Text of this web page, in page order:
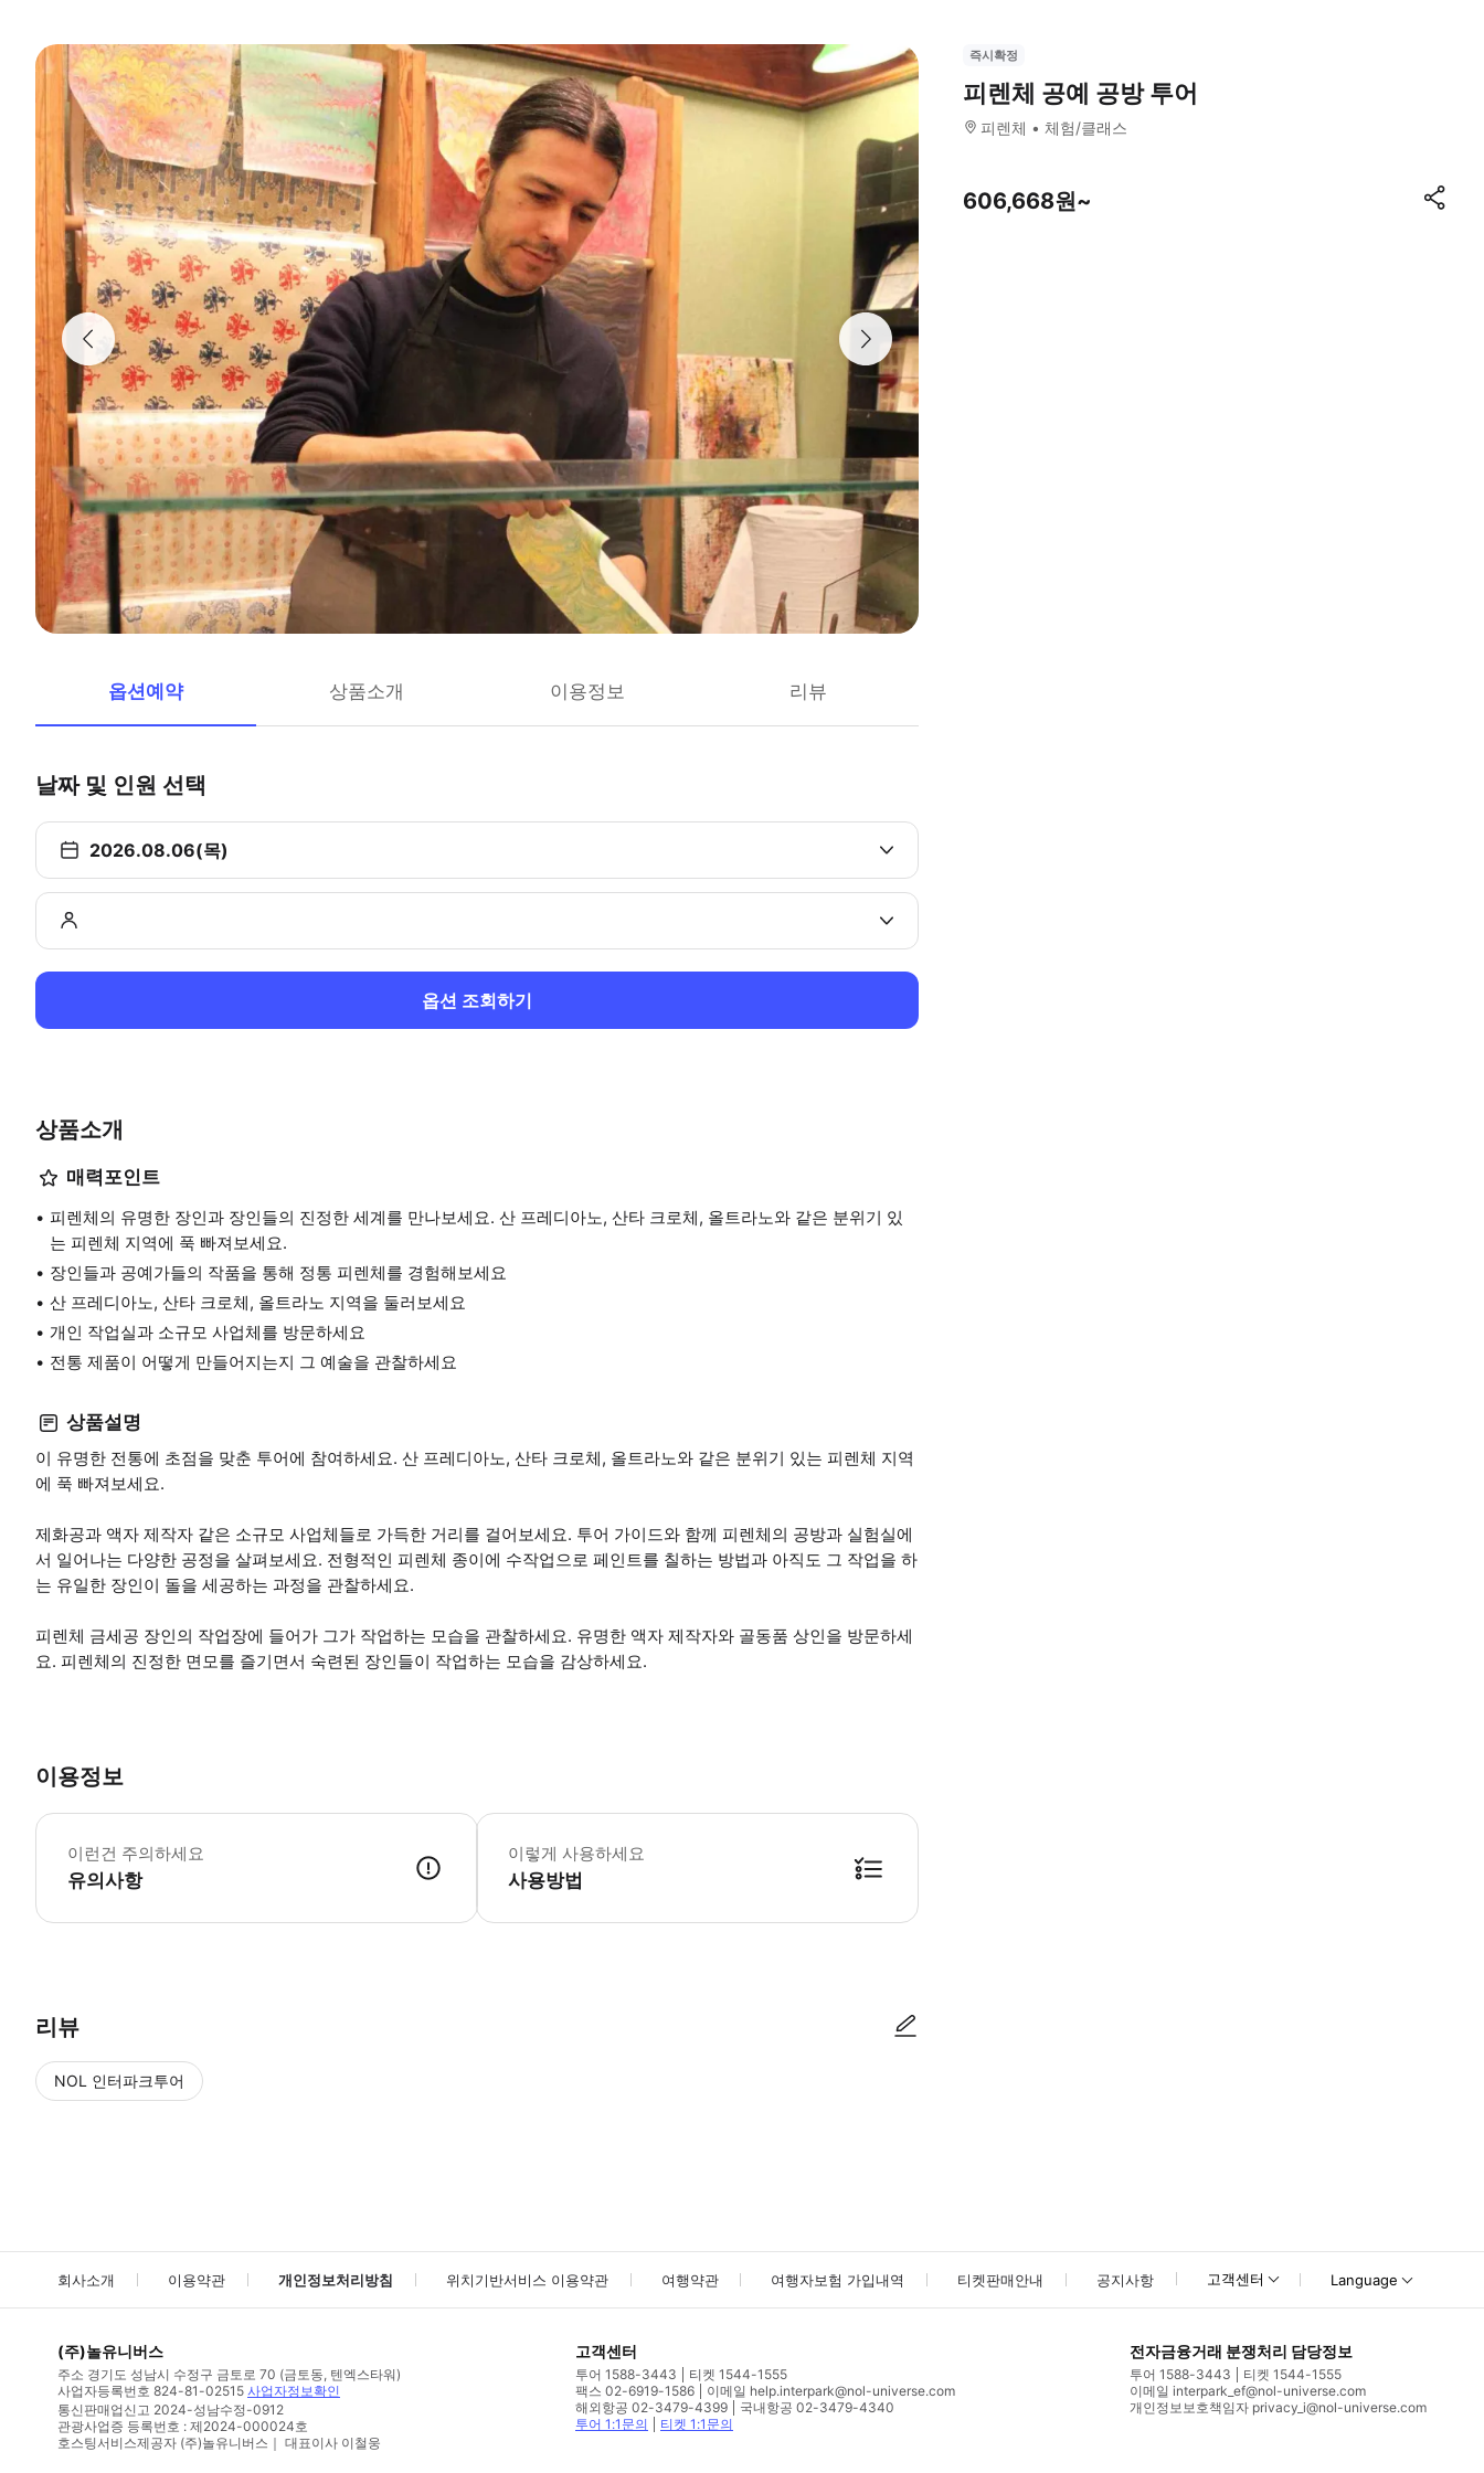
옵션예약 상품소개 이용정보 리뷰
날짜 및 인원 선택
2026.08.06(목)
옵션 조회하기
상품소개
매력포인트
피렌체의 유명한 장인과 장인들의 진정한 세계를 만나보세요. 산 프레디아노, 산타 크로체, 올트라노와 같은 분위기 있
는 피렌체 지역에 푹 빠져보세요.
장인들과 공예가들의 작품을 통해 정통 피렌체를 경험해보세요
산 프레디아노, 산타 크로체, 올트라노 지역을 둘러보세요
개인 작업실과 소규모 사업체를 방문하세요
전통 제품이 어떻게 만들어지는지 그 예술을 관찰하세요
상품설명
이 유명한 전통에 초점을 맞춘 투어에 참여하세요. 산 프레디아노, 산타 크로체, 올트라노와 같은 분위기 있는 피렌체 지역
에 푹 빠져보세요.
제화공과 액자 제작자 같은 소규모 사업체들로 가득한 거리를 걸어보세요. 투어 가이드와 함께 피렌체의 공방과 실험실에
서 일어나는 다양한 공정을 살펴보세요. 전형적인 피렌체 종이에 수작업으로 페인트를 칠하는 방법과 아직도 그 작업을 하
는 유일한 장인이 돌을 세공하는 과정을 관찰하세요.
피렌체 금세공 장인의 작업장에 들어가 그가 작업하는 모습을 관찰하세요. 유명한 액자 제작자와 골동품 상인을 방문하세
요. 피렌체의 진정한 면모를 즐기면서 숙련된 장인들이 작업하는 모습을 감상하세요.
이용정보
이런건 주의하세요
유의사항
* 소요시간 : 180분 (옵션에 따라 소요 시간이 다를 수 있으니, 예약 시 확인 부탁드립니다.)
이렇게 사용하세요
사용방법
리뷰
NOL 인터파크투어
즉시확정
피렌체 공예 공방 투어
피렌체 체험/클래스
606,668원~
회사소개 이용약관 개인정보처리방침 위치기반서비스 이용약관 여행약관 여행자보험 가입내역 티켓판매안내 공지사항 고객센터 Language
(주)놀유니버스
주소 경기도 성남시 수정구 금토로 70 (금토동, 텐엑스타워)
사업자등록번호 824-81-02515 사업자정보확인
통신판매업신고 2024-성남수정-0912
관광사업증 등록번호 : 제2024-000024호
호스팅서비스제공자 (주)놀유니버스｜ 대표이사 이철웅
고객센터
투어 1588-3443
티켓 1544-1555
팩스 02-6919-1586
이메일 help.interpark@nol-universe.com
해외항공 02-3479-4399
국내항공 02-3479-4340
투어 1:1문의
티켓 1:1문의
전자금융거래 분쟁처리 담당정보
투어 1588-3443
티켓 1544-1555
이메일 interpark_ef@nol-universe.com
개인정보보호책임자 privacy_i@nol-universe.com